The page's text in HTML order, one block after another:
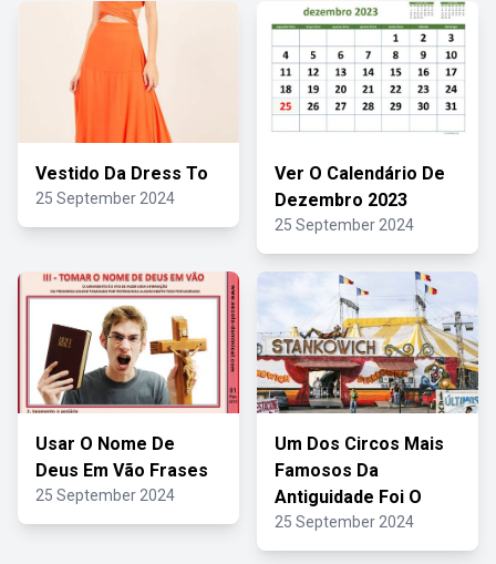
Vestido Da Dress To
25 September 2024
Ver O Calendário De
Dezembro 2023
25 September 2024
Usar O Nome De
Deus Em Vão Frases
25 September 2024
Um Dos Circos Mais
Famosos Da
Antiguidade Foi O
25 September 2024